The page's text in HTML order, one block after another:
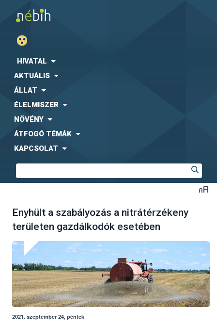
HIVATAL
AKTUÁLIS
ÁLLAT
ÉLELMISZER
NÖVÉNY
ÁTFOGÓ TÉMÁK
KAPCSOLAT
Enyhült a szabályozás a nitrátérzékeny
területen gazdálkodók esetében
2021. szeptember 24, péntek